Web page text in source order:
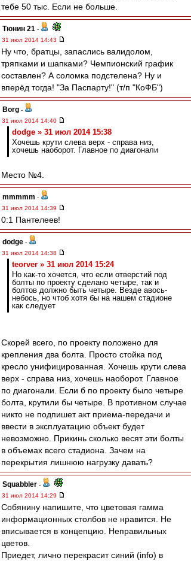
тебе 50 тыс. Если не больше.
Тюнин 21 -
31 июл 2014 14:43
Ну что, братцы, запаслись валидолом,
тряпками и шапками? Чемпионский график
составлен? А соломка подстелена? Ну и
вперёд тогда! "За Паспарту!" (т/п "КоФБ")
Borg -
31 июл 2014 14:40
dodge » 31 июл 2014 15:38
Хочешь крути слева верх - справа низ,
хочешь наоборот. Главное по диагонали
Место №4.
mmmmm -
31 июл 2014 14:39
0:1 Пантелеев!
dodge -
31 июл 2014 14:38
teorver » 31 июл 2014 15:24
Но как-то хочется, что если отверстий под
болты по проекту сделано четыре, так и
болтов должно быть четыре. Везде авось-
небось, но чтоб хотя бы на нашем стадионе
как следует
Скорей всего, по проекту положено для
крепления два болта. Просто стойка под
кресло унифицированная. Хочешь крути слева
верх - справа низ, хочешь наоборот. Главное
по диагонали. Если б по проекту было четыре
болта, крутили бы четыре. В противном случае
никто не подпишет акт приема-передачи и
ввести в эксплуатацию объект будет
невозможно. Прикинь сколько весят эти болты
в объемах всего стадиона. Зачем на
перекрытия лишнюю нагрузку давать?
Squabbler -
31 июл 2014 14:29
Собянину напишите, что цветовая гамма
информационных столбов не нравится. Не
вписывается в концепцию. Неправильных
цветов.
Приедет, лично перекрасит синий (info) в